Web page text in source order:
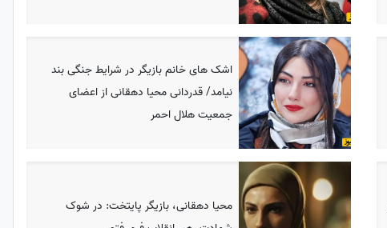
اشک های خانم بازیگر در شرایط جنگی بند
نیامد/ قدردانی محیا دهقانی از اعضای
جمعیت هلال احمر
محیا دهقانی، بازیگر پایتخت: در شوک